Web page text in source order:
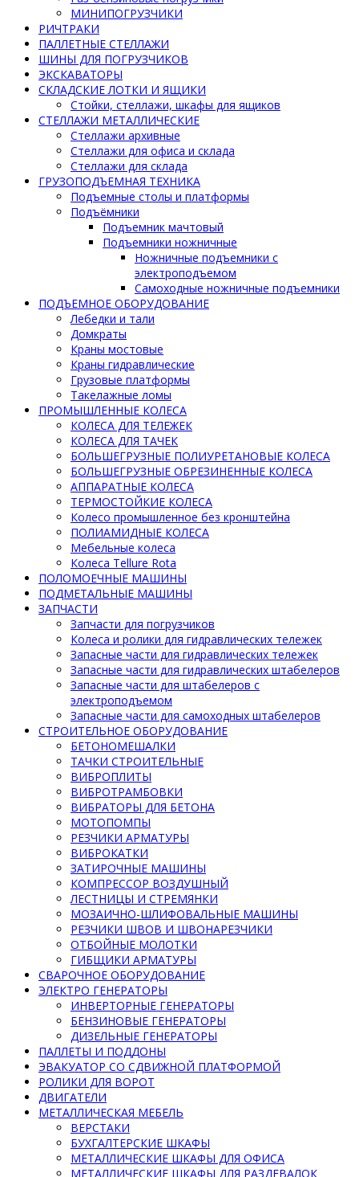
МИНИПОГРУЗЧИКИ
РИЧТРАКИ
ПАЛЛЕТНЫЕ СТЕЛЛАЖИ
ШИНЫ ДЛЯ ПОГРУЗЧИКОВ
ЭКСКАВАТОРЫ
СКЛАДСКИЕ ЛОТКИ И ЯЩИКИ
Стойки, стеллажи, шкафы для ящиков
СТЕЛЛАЖИ МЕТАЛЛИЧЕСКИЕ
Стеллажи архивные
Стеллажи для офиса и склада
Стеллажи для склада
ГРУЗОПОДЪЕМНАЯ ТЕХНИКА
Подъемные столы и платформы
Подъёмники
Подъемник мачтовый
Подъемники ножничные
Ножничные подъемники с
электроподъемом
Самоходные ножничные подъемники
ПОДЪЕМНОЕ ОБОРУДОВАНИЕ
Лебедки и тали
Домкраты
Краны мостовые
Краны гидравлические
Грузовые платформы
Такелажные ломы
ПРОМЫШЛЕННЫЕ КОЛЕСА
КОЛЕСА ДЛЯ ТЕЛЕЖЕК
КОЛЕСА ДЛЯ ТАЧЕК
БОЛЬШЕГРУЗНЫЕ ПОЛИУРЕТАНОВЫЕ КОЛЕСА
БОЛЬШЕГРУЗНЫЕ ОБРЕЗИНЕННЫЕ КОЛЕСА
АППАРАТНЫЕ КОЛЕСА
ТЕРМОСТОЙКИЕ КОЛЕСА
Колесо промышленное без кронштейна
ПОЛИАМИДНЫЕ КОЛЕСА
Мебельные колеса
Колеса Tellure Rota
ПОЛОМОЕЧНЫЕ МАШИНЫ
ПОДМЕТАЛЬНЫЕ МАШИНЫ
ЗАПЧАСТИ
Запчасти для погрузчиков
Колеса и ролики для гидравлических тележек
Запасные части для гидравлических тележек
Запасные части для гидравлических штабелеров
Запасные части для штабелеров с
электроподъемом
Запасные части для самоходных штабелеров
СТРОИТЕЛЬНОЕ ОБОРУДОВАНИЕ
БЕТОНОМЕШАЛКИ
ТАЧКИ СТРОИТЕЛЬНЫЕ
ВИБРОПЛИТЫ
ВИБРОТРАМБОВКИ
ВИБРАТОРЫ ДЛЯ БЕТОНА
МОТОПОМПЫ
РЕЗЧИКИ АРМАТУРЫ
ВИБРОКАТКИ
ЗАТИРОЧНЫЕ МАШИНЫ
КОМПРЕССОР ВОЗДУШНЫЙ
ЛЕСТНИЦЫ И СТРЕМЯНКИ
МОЗАИЧНО-ШЛИФОВАЛЬНЫЕ МАШИНЫ
РЕЗЧИКИ ШВОВ И ШВОНАРЕЗЧИКИ
ОТБОЙНЫЕ МОЛОТКИ
ГИБЩИКИ АРМАТУРЫ
СВАРОЧНОЕ ОБОРУДОВАНИЕ
ЭЛЕКТРО ГЕНЕРАТОРЫ
ИНВЕРТОРНЫЕ ГЕНЕРАТОРЫ
БЕНЗИНОВЫЕ ГЕНЕРАТОРЫ
ДИЗЕЛЬНЫЕ ГЕНЕРАТОРЫ
ПАЛЛЕТЫ И ПОДДОНЫ
ЭВАКУАТОР СО СДВИЖНОЙ ПЛАТФОРМОЙ
РОЛИКИ ДЛЯ ВОРОТ
ДВИГАТЕЛИ
МЕТАЛЛИЧЕСКАЯ МЕБЕЛЬ
ВЕРСТАКИ
БУХГАЛТЕРСКИЕ ШКАФЫ
МЕТАЛЛИЧЕСКИЕ ШКАФЫ ДЛЯ ОФИСА
МЕТАЛЛИЧЕСКИЕ ШКАФЫ ДЛЯ РАЗДЕВАЛОК